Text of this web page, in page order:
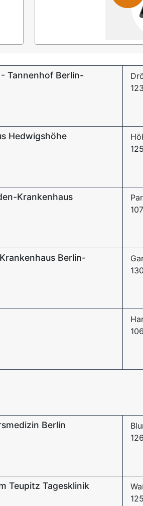
Tannenhof Berlin-
Hedwigshöhe
Krankenhaus
Berlin-
Berlin
Teupitz Tagesklinik